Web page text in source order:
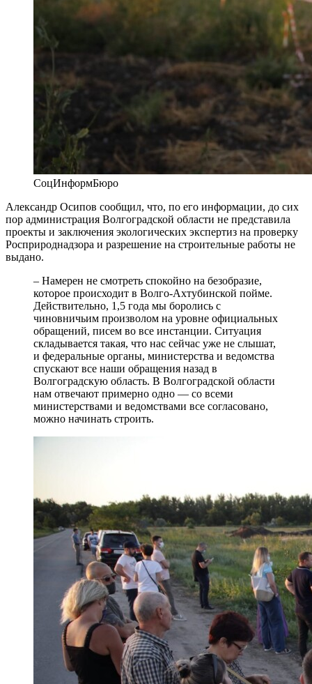
СоцИнформБюро
Александр Осипов сообщил, что, по его информации, до сих
пор администрация Волгоградской области не представила
проекты и заключения экологических экспертиз на проверку
Росприроднадзора и разрешение на строительные работы не
выдано.
– Намерен не смотреть спокойно на безобразие,
которое происходит в Волго-Ахтубинской пойме.
Действительно, 1,5 года мы боролись с
чиновничьим произволом на уровне официальных
обращений, писем во все инстанции. Ситуация
складывается такая, что нас сейчас уже не слышат,
и федеральные органы, министерства и ведомства
спускают все наши обращения назад в
Волгоградскую область. В Волгоградской области
нам отвечают примерно одно — со всеми
министерствами и ведомствами все согласовано,
можно начинать строить.